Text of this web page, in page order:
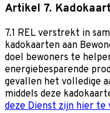
Artikel 7.
7.1 REL verstrekt in
kadokaarten aan
doel bewoners te
energiebesparende
gevallen het volledige
middels deze
deze Dienst zijn hier te